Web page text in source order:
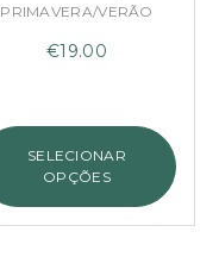
PRIMAVERA/VERÃO
€19.00
SELECIONAR
OPÇÕES